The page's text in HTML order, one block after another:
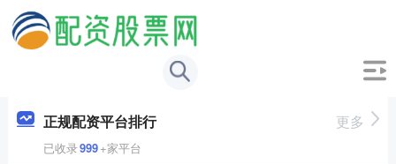
正规配资平台排行
已收录999+家平台
更多